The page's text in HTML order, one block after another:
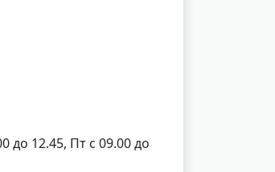
до 12.45, Пт с 09.00 до